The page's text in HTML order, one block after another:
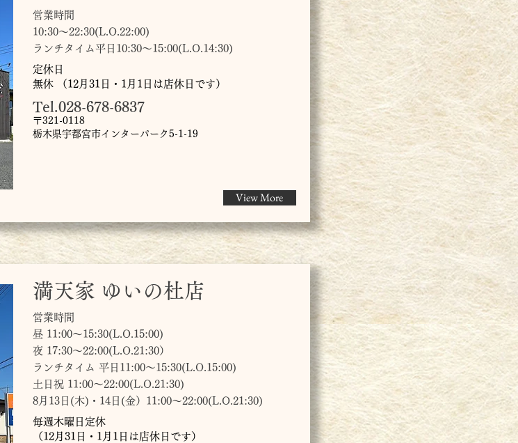
営業時間
10:30～22:30(L.O.22:00)
ランチタイム平日10:30～15:00(L.O.14:30)
定休日
無休 （12月31日・1月1日は店休日です）
Tel.028-678-6837
〒321-0118
栃木県宇都宮市インターパーク5-1-19
View More
満天家 ゆいの杜店
営業時間
昼 11:00～15:30(L.O.15:00)
夜 17:30〜22:00(L.O.21:30）
ランチタイム 平日11:00～15:30(L.O.15:00)
土日祝 11:00～22:00(L.O.21:30)
8月13日(木)・14日(金）11:00～22:00(L.O.21:30)
毎週木曜日定休
（12月31日・1月1日は店休日です）